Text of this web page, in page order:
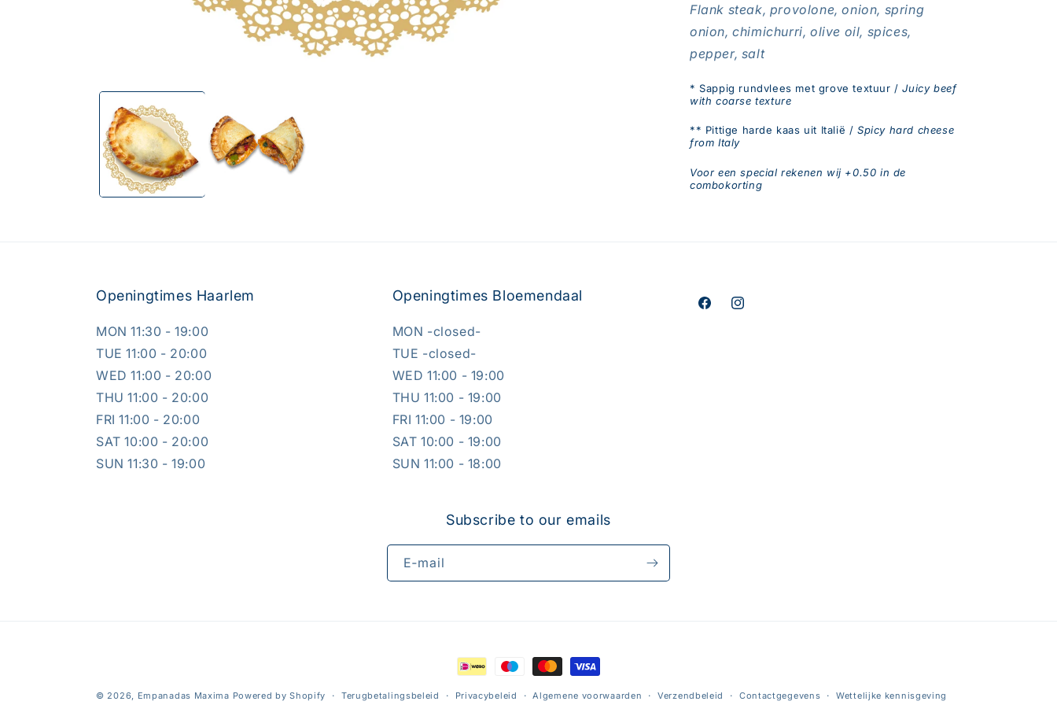
Flank steak, provolone, onion, spring
onion, chimichurri, olive oil, spices,
pepper, salt
* Sappig rundvlees met grove textuur / Juicy beef
with coarse texture
** Pittige harde kaas uit Italië / Spicy hard cheese
from Italy
Voor een special rekenen wij +0.50 in de
combokorting
Openingtimes Haarlem
MON 11:30 - 19:00
TUE 11:00 - 20:00
WED 11:00 - 20:00
THU 11:00 - 20:00
FRI 11:00 - 20:00
SAT 10:00 - 20:00
SUN 11:30 - 19:00
Openingtimes Bloemendaal
MON -closed-
TUE -closed-
WED 11:00 - 19:00
THU 11:00 - 19:00
FRI 11:00 - 19:00
SAT 10:00 - 19:00
SUN 11:00 - 18:00
FacebookInstagram
Subscribe to our emails
E‑mail
Betaalmethoden
© 2026, Empanadas Maxima Powered by Shopify Terugbetalingsbeleid Privacybeleid Algemene voorwaarden Verzendbeleid Contactgegevens Wettelijke kennisgeving